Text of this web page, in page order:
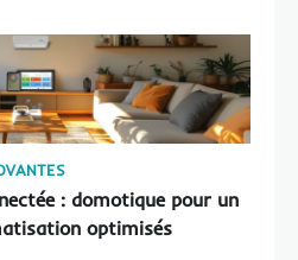
: domotique pour un
optimisés